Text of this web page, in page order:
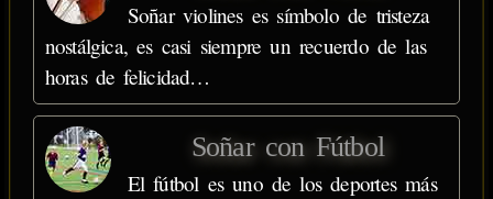
Soñar violines es símbolo de tristeza
nostálgica, es casi siempre un recuerdo de las
horas de felicidad…
Soñar con Fútbol
El fútbol es uno de los deportes más